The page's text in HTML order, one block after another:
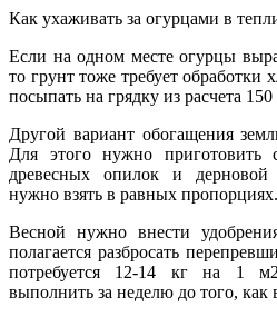
Как ухаживать за огурцами в
Если на одном месте огурцы
то грунт тоже требует
посыпать на грядку из расчета
Другой вариант обогащения
Для этого нужно приготовить
древесных опилок и
нужно взять в равных пропорциях.
Весной нужно внести
полагается разбросать
потребуется 12-14 кг на 1
выполнить за неделю до того, как